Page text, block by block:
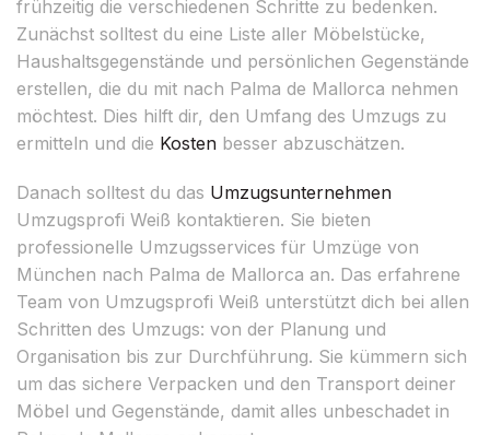
frühzeitig die verschiedenen Schritte zu bedenken.
Zunächst solltest du eine Liste aller Möbelstücke,
Haushaltsgegenstände und persönlichen Gegenstände
erstellen, die du mit nach Palma de Mallorca nehmen
möchtest. Dies hilft dir, den Umfang des Umzugs zu
ermitteln und die Kosten besser abzuschätzen.
Danach solltest du das Umzugsunternehmen
Umzugsprofi Weiß kontaktieren. Sie bieten
professionelle Umzugsservices für Umzüge von
München nach Palma de Mallorca an. Das erfahrene
Team von Umzugsprofi Weiß unterstützt dich bei allen
Schritten des Umzugs: von der Planung und
Organisation bis zur Durchführung. Sie kümmern sich
um das sichere Verpacken und den Transport deiner
Möbel und Gegenstände, damit alles unbeschadet in